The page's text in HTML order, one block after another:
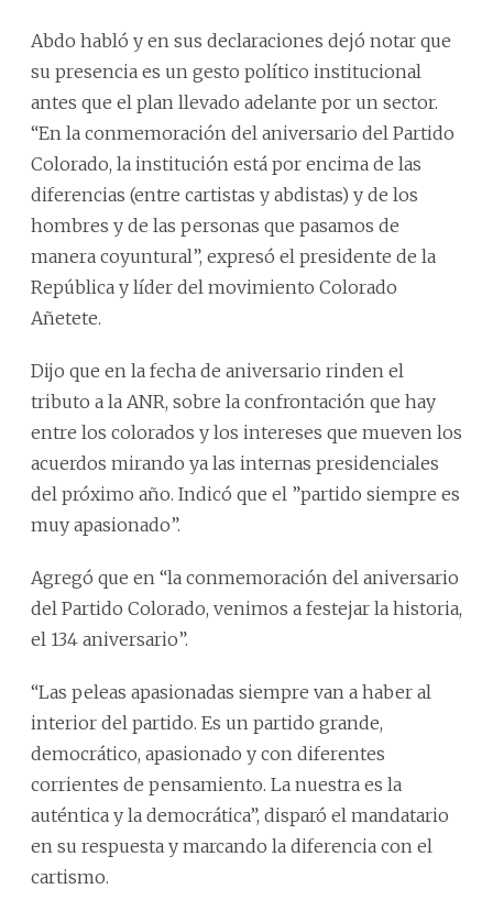
Abdo habló y en sus declaraciones dejó notar que
su presencia es un gesto político institucional
antes que el plan llevado adelante por un sector.
“En la conmemoración del aniversario del Partido
Colorado, la institución está por encima de las
diferencias (entre cartistas y abdistas) y de los
hombres y de las personas que pasamos de
manera coyuntural”, expresó el presidente de la
República y líder del movimiento Colorado
Añetete.
Dijo que en la fecha de aniversario rinden el
tributo a la ANR, sobre la confrontación que hay
entre los colorados y los intereses que mueven los
acuerdos mirando ya las internas presidenciales
del próximo año. Indicó que el ”partido siempre es
muy apasionado”.
Agregó que en “la conmemoración del aniversario
del Partido Colorado, venimos a festejar la historia,
el 134 aniversario”.
“Las peleas apasionadas siempre van a haber al
interior del partido. Es un partido grande,
democrático, apasionado y con diferentes
corrientes de pensamiento. La nuestra es la
auténtica y la democrática”, disparó el mandatario
en su respuesta y marcando la diferencia con el
cartismo.